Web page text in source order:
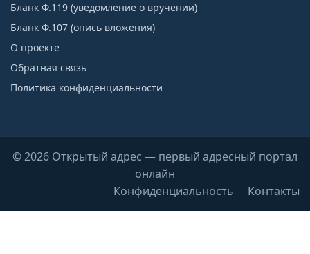
Бланк Ф.119 (уведомление о вручении)
Бланк Ф.107 (опись вложения)
О проекте
Обратная связь
Политика конфиденциальности
© 2026 Открытый адрес — первый адресный портал
онлайн
Конфиденциальность
Контакты